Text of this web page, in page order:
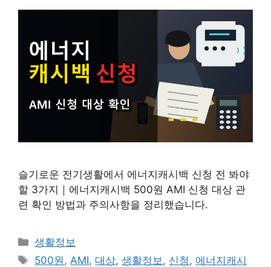
슬기로운 전기생활에서 에너지캐시백 신청 전 봐야
할 3가지｜에너지캐시백 500원 AMI 신청 대상 관
련 확인 방법과 주의사항을 정리했습니다.
카
테
생활정보
태
500원 , AMI,대상,생활정보 , 신청 , 에너지캐시